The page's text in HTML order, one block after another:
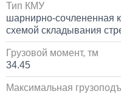
Установка системы
самосвального кузова
Тип КМУ
шарнирно-сочлененная
схемой складывания
Грузовой момент, тм
34.45
Максимальная